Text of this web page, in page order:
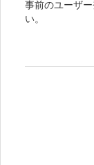
事前のユーザ
い。